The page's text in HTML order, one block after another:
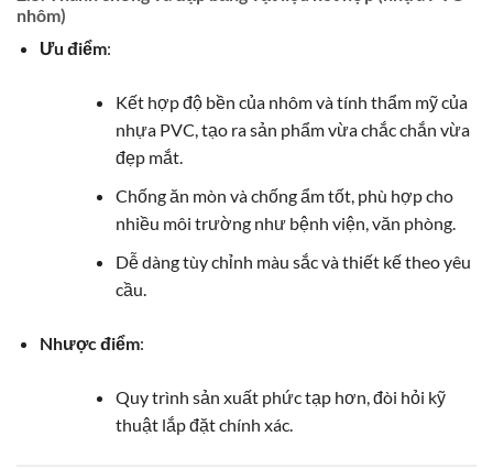
nhôm)
Ưu điểm:
Kết hợp độ bền của nhôm và tính thẩm mỹ của
nhựa PVC, tạo ra sản phẩm vừa chắc chắn vừa
đẹp mắt.
Chống ăn mòn và chống ẩm tốt, phù hợp cho
nhiều môi trường như bệnh viện, văn phòng.
Dễ dàng tùy chỉnh màu sắc và thiết kế theo yêu
cầu.
Nhược điểm:
Quy trình sản xuất phức tạp hơn, đòi hỏi kỹ
thuật lắp đặt chính xác.